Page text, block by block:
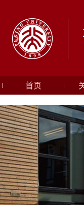
首页